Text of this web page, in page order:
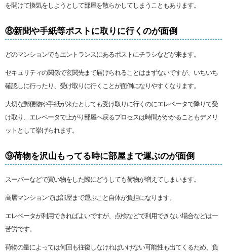
を開けて換気をしようとして部屋を散らかしてしまうこともあります。
⑧新聞や手紙等ポストに取りに行くのが面倒
どのマンションでもエントランスにあるポストにチラシなどが来ます。
セキュリティの関係で玄関先まで届けられることはまずないですが、いちいち
確認しに行ったり、受け取りに行くことが面倒になりやすくなります。
大切な郵便物や手紙が来たとしても受け取りに行くのにエレベータで降りて受
け取り、エレベータで上がり部屋へ戻るプロセスは時間がかかることもデメリ
ットとして挙げられます。
⑨荷物を沢山もってる時に部屋まで運ぶのが面倒
スーパーなどで買い物をした際にどうしても荷物が増えてしまいます。
高層マンションでは部屋まで運ぶこと自体が負担になります。
エレベータが利用できればよいですが、点検などで利用できない場合などは一
苦労です。
荷物の量によっては何回も往復しなければいけない可能性も出てくるため、負